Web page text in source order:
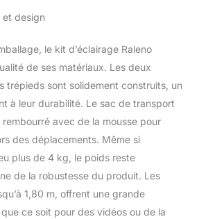
et design
le kit d’éclairage Raleno
de ses matériaux. Les deux
trépieds sont solidement construits, un
à leur durabilité. Le sac de transport
avec de la mousse pour
des déplacements. Même si
plus de 4 kg, le poids reste
de la robustesse du produit. Les
1,80 m, offrent une grande
ce soit pour des vidéos ou de la